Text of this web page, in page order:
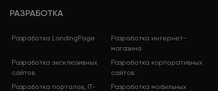
РАЗРАБОТКА
Разработка LandingPage
Разработка интернет-
магазина
Разработка эксклюзивных
сайтов
Разработка корпоративных
сайтов
Разработка порталов, IT-
Разработка мобильных